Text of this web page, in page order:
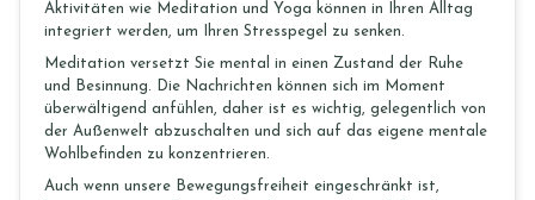
Aktivitäten wie Meditation und Yoga können in Ihren Alltag
integriert werden, um Ihren Stresspegel zu senken.
Meditation versetzt Sie mental in einen Zustand der Ruhe
und Besinnung. Die Nachrichten können sich im Moment
überwältigend anfühlen, daher ist es wichtig, gelegentlich von
der Außenwelt abzuschalten und sich auf das eigene mentale
Wohlbefinden zu konzentrieren.
Auch wenn unsere Bewegungsfreiheit eingeschränkt ist,